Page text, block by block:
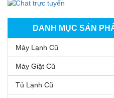
DANH MỤC SẢN
Máy Lạnh Cũ
Máy Giặt Cũ
Tủ Lạnh Cũ